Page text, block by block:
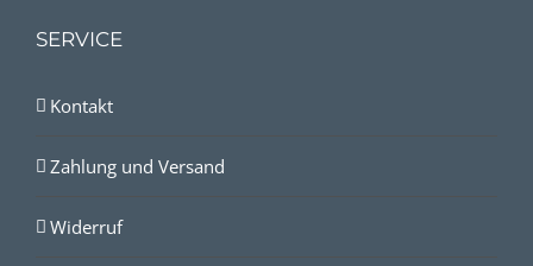
SERVICE
Kontakt
Zahlung und Versand
Widerruf